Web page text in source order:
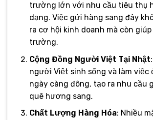
trường lớn với nhu cầu tiêu thụ
dạng. Việc gửi hàng sang đây
ra cơ hội kinh doanh mà còn
trường.
Cộng Đồng Người Việt Tại Nhật
người Việt sinh sống và làm việc
ngày càng đông, tạo ra nhu cầu
quê hương sang.
Chất Lượng Hàng Hóa: Nhiều